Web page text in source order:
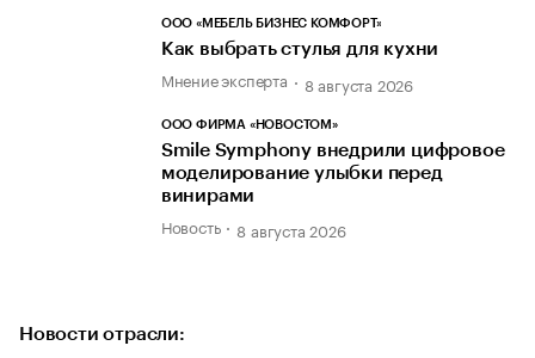
ООО «МЕБЕЛЬ БИЗНЕС КОМФОРТ»
Как выбрать стулья для кухни
Мнение эксперта 8 августа 2026
ООО ФИРМА «НОВОСТОМ»
Smile Symphony внедрили цифровое
моделирование улыбки перед
винирами
Новость 8 августа 2026
Новости отрасли: